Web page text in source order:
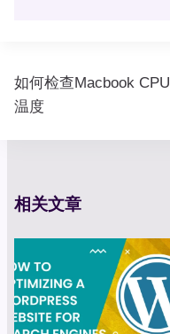
文
章
如何检查Macbook CPU
温度
相关文章